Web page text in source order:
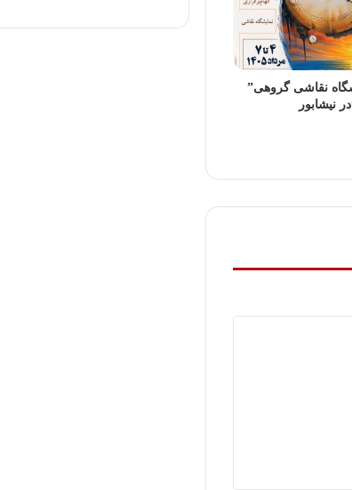
نقاشی گروهی”
نیشابور